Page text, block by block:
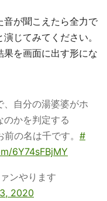
音が聞こえたら全力で
演じてみてください。
を画面に出す形にな
自分の湯婆婆がホ
のかを判定する
の名は千です。 #
6Y74sFBjMY
ンやります
2020